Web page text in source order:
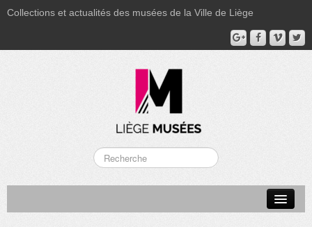
Collections et actualités des musées de la Ville de Liège